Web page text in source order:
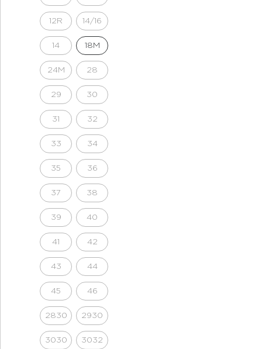
12R 14/16
14 18M
24M 28
29 30
31 32
33 34
35 36
37 38
39 40
41 42
43 44
45 46
2830 2930
3030 3032